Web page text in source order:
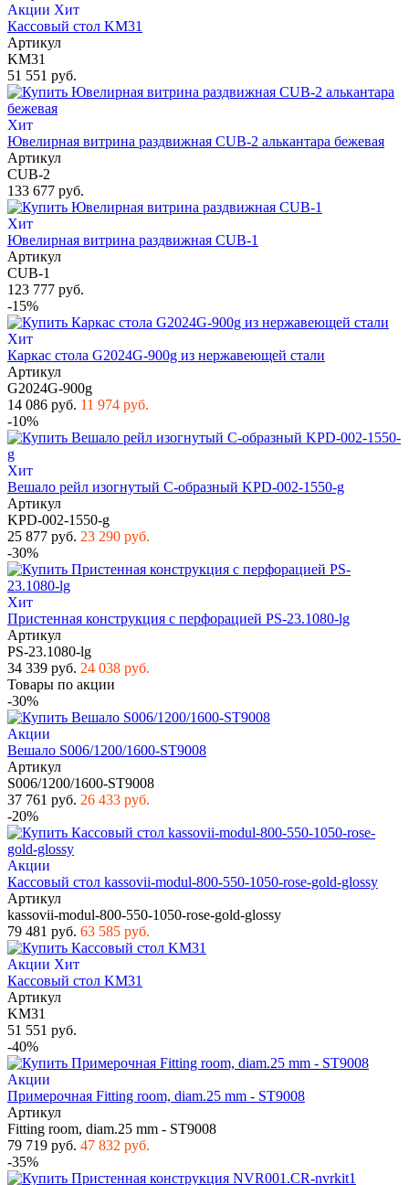
Акции Хит
Кассовый стол KM31
Артикул
KM31
51 551 руб.
Хит
Ювелирная витрина раздвижная CUB-2 алькантара бежевая
Артикул
CUB-2
133 677 руб.
Хит
Ювелирная витрина раздвижная CUB-1
Артикул
CUB-1
123 777 руб.
-15%
Хит
Каркас стола G2024G-900g из нержавеющей стали
Артикул
G2024G-900g
14 086 руб. 11 974 руб.
-10%
Хит
Вешало рейл изогнутый С-образный KPD-002-1550-g
Артикул
KPD-002-1550-g
25 877 руб. 23 290 руб.
-30%
Хит
Пристенная конструкция с перфорацией PS-23.1080-lg
Артикул
PS-23.1080-lg
34 339 руб. 24 038 руб.
Товары по акции
-30%
Акции
Вешало S006/1200/1600-ST9008
Артикул
S006/1200/1600-ST9008
37 761 руб. 26 433 руб.
-20%
Акции
Кассовый стол kassovii-modul-800-550-1050-rose-gold-glossy
Артикул
kassovii-modul-800-550-1050-rose-gold-glossy
79 481 руб. 63 585 руб.
Акции Хит
Кассовый стол KM31
Артикул
KM31
51 551 руб.
-40%
Акции
Примерочная Fitting room, diam.25 mm - ST9008
Артикул
Fitting room, diam.25 mm - ST9008
79 719 руб. 47 832 руб.
-35%